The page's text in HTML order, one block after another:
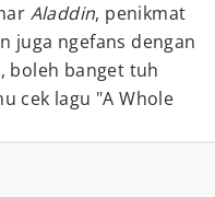
Aladdin, penikmat
juga ngefans dengan
boleh banget tuh
cek lagu "A Whole